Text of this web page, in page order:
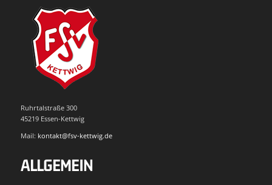
Ruhrtalstraße 300
45219 Essen-Kettwig
Mail: kontakt@fsv-kettwig.de
ALLGEMEIN